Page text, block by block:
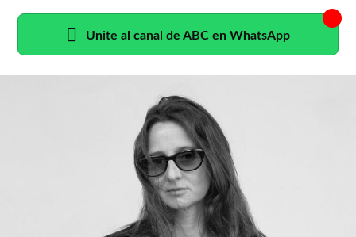
Unite al canal de ABC en WhatsApp